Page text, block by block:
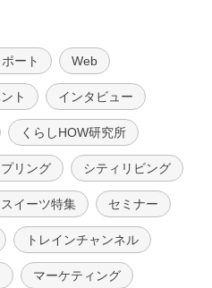
ート Web
ト インタビュー
くらしHOW研究所
リング シティリビング
スイーツ特集 セミナー
トレインチャンネル
マーケティング